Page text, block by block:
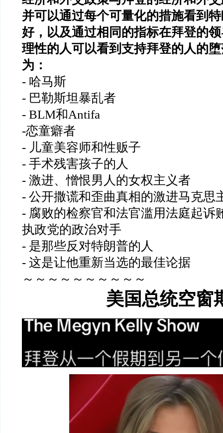
并可以通过每个可量化的措施看到
好，以及通过相同的指标在拜登的
理性的人可以看到支持拜登的人的
为：
- 哈马斯
- 巴勒斯坦暴乱者
- BLM和Antifa
-恋童癖者
- 儿童美容师和性贩子
- 手术残害孩子的人
- 激进、憎恨男人的女权主义者
- 公开撒谎和歪曲真相的激进马克思
- 腐败的检察官和法官滥用法庭起诉
执政党的政治对手
- 是那些反对特朗普的人
- 这是让他重新当选的最佳论据
～～～～～～～～～～
美国总统空窗